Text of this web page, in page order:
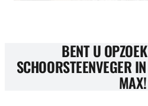
BENT U
SCHOORSTEENVEGER
MAX!